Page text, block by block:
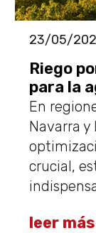
Riego
para la
23/05/
En
Navarra y
crucial,
leer más